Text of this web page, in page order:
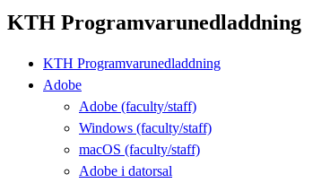
KTH Programvarunedladdning
KTH Programvarunedladdning
Adobe
Adobe (faculty/staff)
Windows (faculty/staff)
macOS (faculty/staff)
Adobe i datorsal